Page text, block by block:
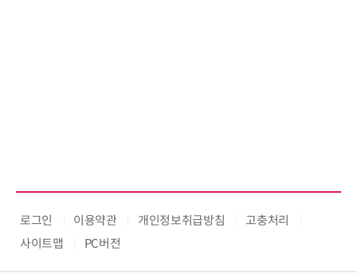
로그인 이용약관 개인정보취급방침
고충처리
사이트맵
PC버전